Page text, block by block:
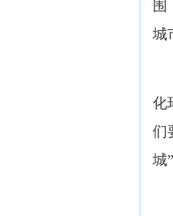
围
城
化
们
城